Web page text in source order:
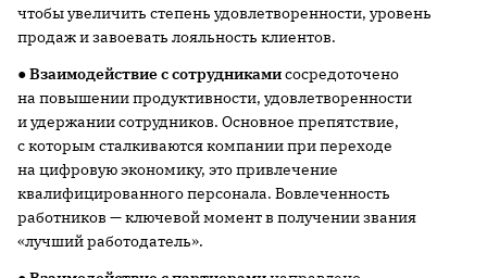
чтобы увеличить степень удовлетворенности, уровень
продаж и завоевать лояльность клиентов.
●Взаимодействие с сотрудникамисосредоточено
на повышении продуктивности, удовлетворенности
и удержании сотрудников. Основное препятствие,
с которым сталкиваются компании при переходе
на цифровую экономику, это привлечение
квалифицированного персонала. Вовлеченность
работников — ключевой момент в получении звания
«лучший работодатель».